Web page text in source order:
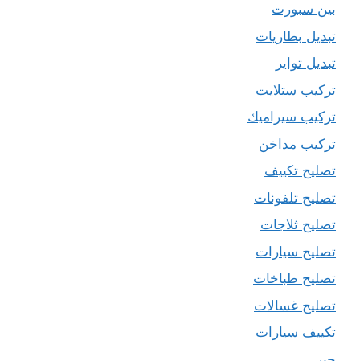
بين سبورت
تبديل بطاريات
تبديل تواير
تركيب ستلايت
تركيب سيراميك
تركيب مداخن
تصليح تكييف
تصليح تلفونات
تصليح ثلاجات
تصليح سيارات
تصليح طباخات
تصليح غسالات
تكييف سيارات